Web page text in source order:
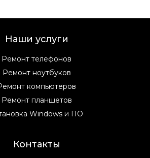
Наши услуги
Ремонт телефонов
Ремонт ноутбуков
компьютеров
Ремонт планшетов
Windows и ПО
Контакты